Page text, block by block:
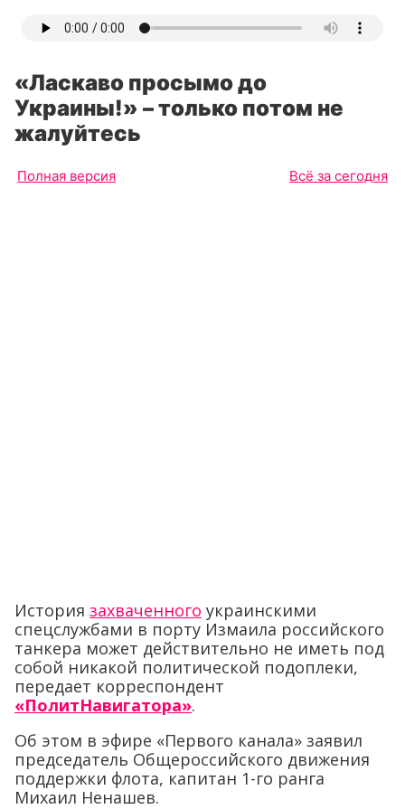
«Ласкаво просымо до
Украины!» – только потом не
жалуйтесь
Полная версия Всё за сегодня
История захваченного украинскими
спецслужбами в порту Измаила российского
танкера может действительно не иметь под
собой никакой политической подоплеки,
передает корреспондент
«ПолитНавигатора».
Об этом в эфире «Первого канала» заявил
председатель Общероссийского движения
поддержки флота, капитан 1-го ранга
Михаил Ненашев.